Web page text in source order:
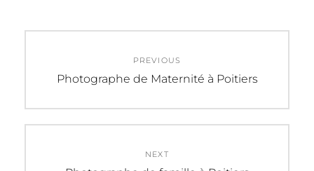
l’article
PREVIOUS
Previous
Photographe de Maternité à Poitiers
NEXT